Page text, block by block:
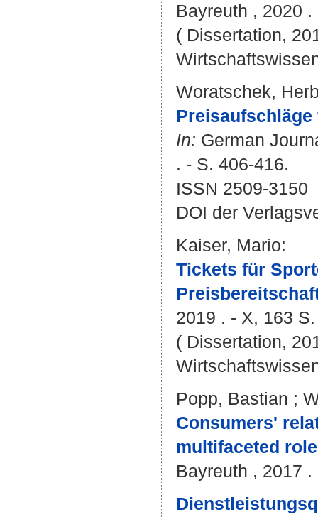
Bayreuth , 2020
( Dissertation,
Woratschek,
In: German
. - S. 406-416.
ISSN 2509-3150
DOI der
Kaiser, Mario:
Tickets für
2019 . - X, 163 S.
( Dissertation,
Popp, Bastian ;
Consumers'
multifaceted
Bayreuth , 2017 .